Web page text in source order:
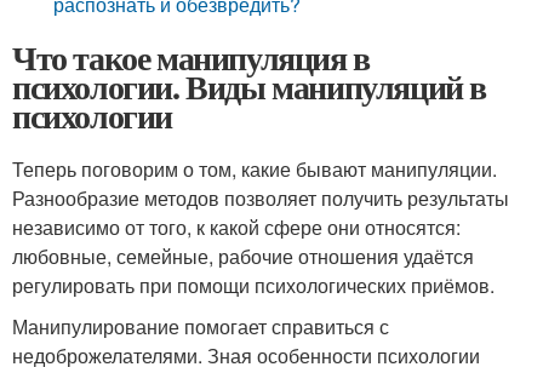
Что такое манипуляция в
психологии. Виды манипуляций в
психологии
Теперь поговорим о том, какие бывают манипуляции.
Разнообразие методов позволяет получить результаты
независимо от того, к какой сфере они относятся:
любовные, семейные, рабочие отношения удаётся
регулировать при помощи психологических приёмов.
Манипулирование помогает справиться с
недоброжелателями. Зная особенности психологии